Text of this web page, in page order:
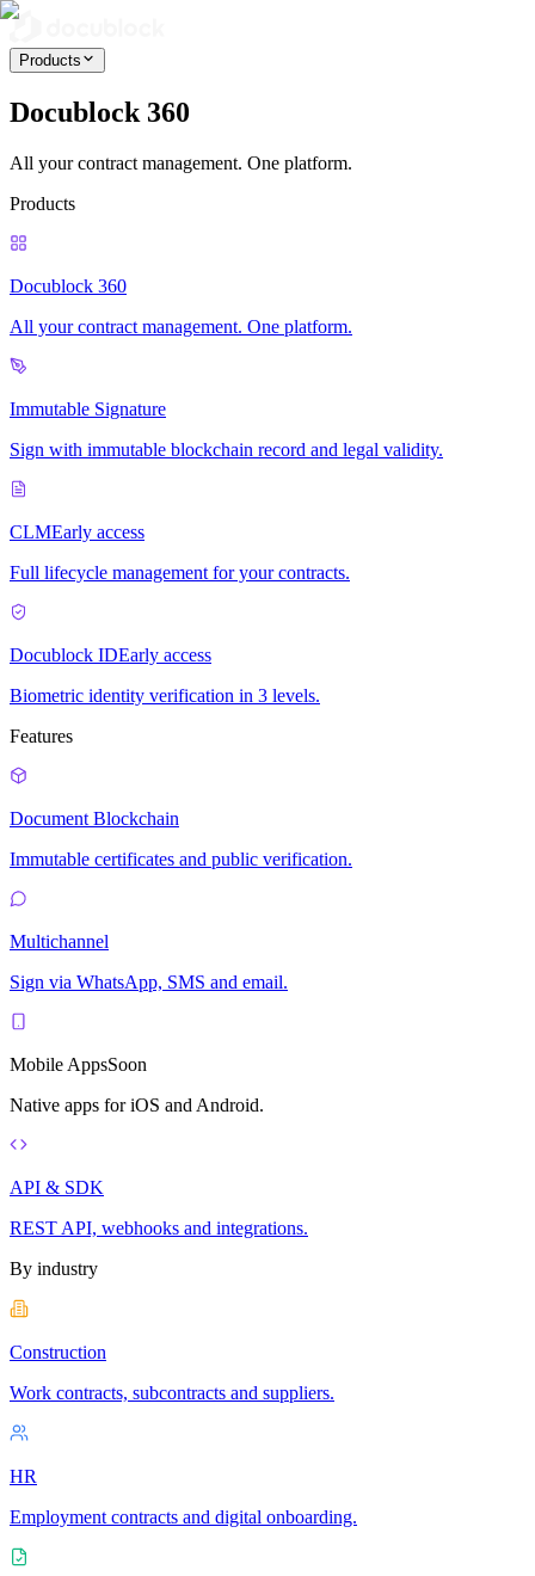
Products
Docublock 360
All your contract management. One platform.
Products
Docublock 360
All your contract management. One platform.
Immutable Signature
Sign with immutable blockchain record and legal validity.
CLMEarly access
Full lifecycle management for your contracts.
Docublock IDEarly access
Biometric identity verification in 3 levels.
Features
Document Blockchain
Immutable certificates and public verification.
Multichannel
Sign via WhatsApp, SMS and email.
Mobile AppsSoon
Native apps for iOS and Android.
API & SDK
REST API, webhooks and integrations.
By industry
Construction
Work contracts, subcontracts and suppliers.
HR
Employment contracts and digital onboarding.